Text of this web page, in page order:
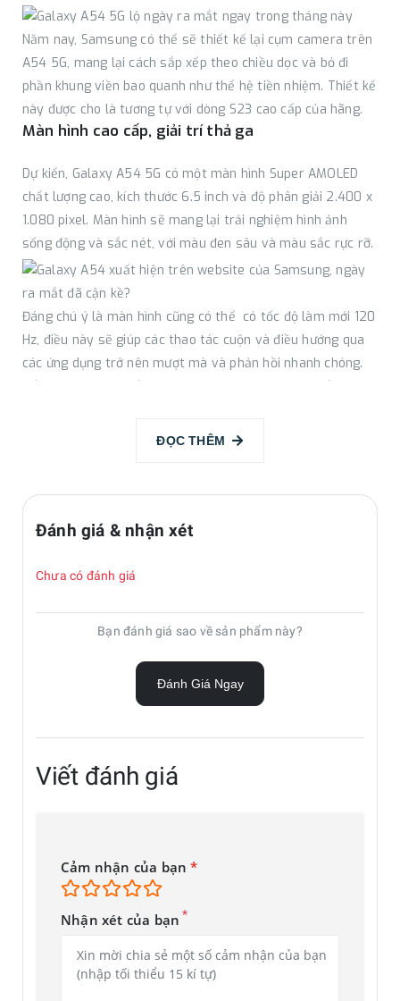
Năm nay, Samsung có thể sẽ thiết kế lại cụm camera trên
A54 5G, mang lại cách sắp xếp theo chiều dọc và bỏ đi
phần khung viền bao quanh như thế hệ tiền nhiệm. Thiết kế
này được cho là tương tự với dòng S23 cao cấp của hãng.
Màn hình cao cấp, giải trí thả ga
Dự kiến, Galaxy A54 5G có một màn hình Super AMOLED
chất lượng cao, kích thước 6.5 inch và độ phân giải 2.400 x
1.080 pixel. Màn hình sẽ mang lại trải nghiệm hình ảnh
sống động và sắc nét, với màu đen sâu và màu sắc rực rỡ.
Đáng chú ý là màn hình cũng có thể có tốc độ làm mới 120
Hz, điều này sẽ giúp các thao tác cuộn và điều hướng qua
các ứng dụng trở nên mượt mà và phản hồi nhanh chóng.
Camera khủng, góc chụp rộng
mặt sau, với camera chính 64 MP cho ảnh chụp có độ chi
tiết cao và màu sắc rực rỡ, camera góc siêu rộng 12 MP
cho góc chụp 120 độ, camera macro 5 MP và cảm biến độ
sâu 5 MP.
Camera chính của máy có thể cho phép bạn chụp ảnh và
quay video chất lượng cao với nhiều tùy chọn chụp khác
nhau. Thiết bị cũng sẽ có camera trước độ phân giải cao
đến 32 MP để chụp ảnh selfie và gọi video.
Hiệu năng mạnh mẽ, hiệu suất tối ưu
Exynos 1380, đây là con chip mới của Samsung nhắm đến
ĐỌC THÊM
Đánh giá & nhận xét
Chưa có đánh giá
Bạn đánh giá sao về sản phẩm này?
Đánh Giá Ngay
Viết đánh giá
Cảm nhận của bạn*
Nhận xét của bạn *